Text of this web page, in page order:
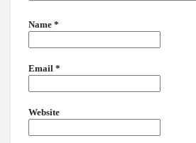
Name *
Email *
Website